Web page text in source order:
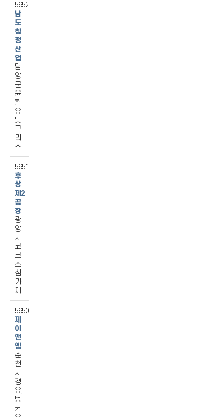
5952
남
도
청
정
산
업
담
양
군
윤
활
유
및
그
리
스
5951
후
상
제2
공
장
광
양
시
코
크
스
첨
가
제
5950
제
이
앤
엠
순
천
시
경
유,
벙
커